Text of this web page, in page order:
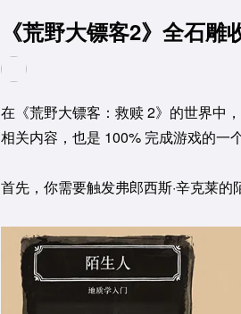
《荒野大镖客2》全石雕
在《荒野大镖客：救赎 2》的世界中
相关内容，也是 100% 完成游戏的一
首先，你需要触发弗郎西斯·辛克莱的